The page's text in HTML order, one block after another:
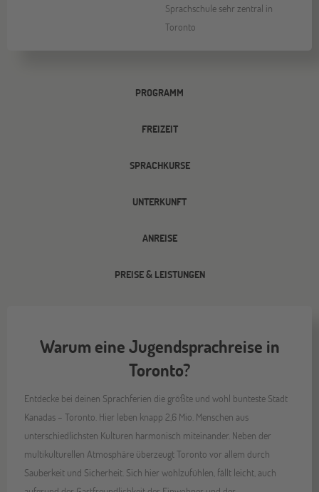
Sprachschule sehr zentral in
Toronto
PROGRAMM
FREIZEIT
SPRACHKURSE
UNTERKUNFT
ANREISE
PREISE & LEISTUNGEN
Warum eine Jugendsprachreise in
Toronto?
Entdecke bei deinen Sprachferien die größte und wohl bunteste Stadt
Kanadas – Toronto. Hier leben knapp 2,6 Mio. Menschen aus
unterschiedlichsten Kulturen harmonisch miteinander. Neben der
multikulturellen Atmosphäre überzeugt Toronto vor allem durch
Sauberkeit und Sicherheit. Sich hier wohlzufühlen, fällt leicht, auch